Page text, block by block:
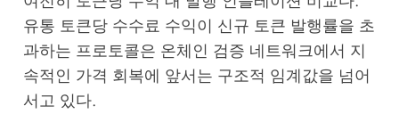
유통 토큰당 수수료 수익이 신규 토큰 발행률을 초
과하는 프로토콜은 온체인 검증 네트워크에서 지
속적인 가격 회복에 앞서는 구조적 임계값을 넘어
서고 있다.